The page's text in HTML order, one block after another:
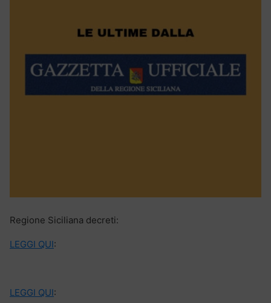
Regione Siciliana decreti:
LEGGI QUI:
LEGGI QUI: